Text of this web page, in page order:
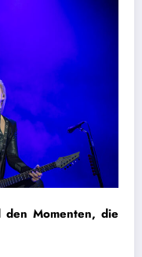
den Momenten, die